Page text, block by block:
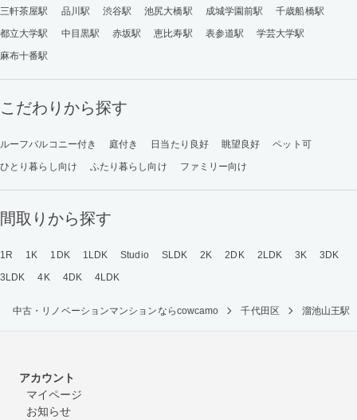
三軒茶屋駅 品川駅 渋谷駅 池尻大橋駅 成城学園前駅
千歳船橋駅
都立大学駅
中目黒駅 赤坂駅 恵比寿駅 表参道駅
学芸大学駅
麻布十番駅
こだわりから探す
ルーフバルコニー付き 庭付き 日当たり良好 眺望良好
ペット可
ひとり暮らし向け
ふたり暮らし向け ファミリー向け
間取りから探す
1R 1K 1DK 1LDK Studio SLDK 2K 2DK 2LDK 3K
3DK
3LDK
4K 4DK 4LDK
中古・リノベーションマンションならcowcamo 千代田区 溜池山王駅
アカウント
マイページ
お知らせ